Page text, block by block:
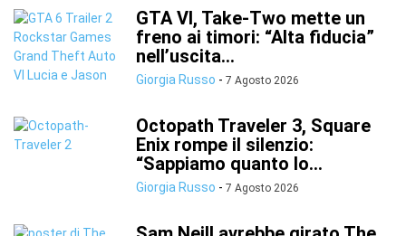
GTA VI, Take-Two mette un
freno ai timori: “Alta fiducia”
nell’uscita...
Giorgia Russo - 7 Agosto 2026
Octopath Traveler 3, Square
Enix rompe il silenzio:
“Sappiamo quanto lo...
Giorgia Russo - 7 Agosto 2026